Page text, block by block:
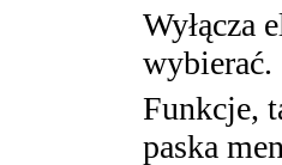
Wyłącza
wybierać.
Funkcje,
paska